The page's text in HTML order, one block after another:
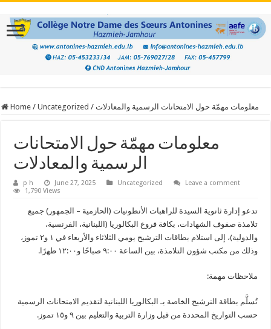
Home / Uncategorized / معلومات مهمّة حول الامتحانات الرسمية والمعادلات
معلومات مهمّة حول الامتحانات
الرسمية والمعادلات
p h June 27, 2025 Uncategorized
Leave a comment
1,790 Views
تدعو إدارة ثانوية السيدة للراهبات الأنطونيات (الحازمية – الجمهور) جميع
تلامذة صفوف الشهادات، بكافة فروع البكالوريا (اللبنانية، الفرنسية،
والدولية)، إلى استلام بطاقات الترشيح يومي الثلاثاء والأربعاء في ١ و٢ تموز،
وذلك من مكتب شؤون التلامذة، بين الساعة ٩:٠٠ صباحًا و١٢:٠٠ ظهرًا.
ملاحظات مهمة:
تُسلَّم بطاقة الترشيح الخاصة بـ البكالوريا اللبنانية لتقديم الامتحانات الرسمية
حسب التواريخ المحددة من قبل وزارة التربية والتعليم بين ٩ و١٥ تموز.